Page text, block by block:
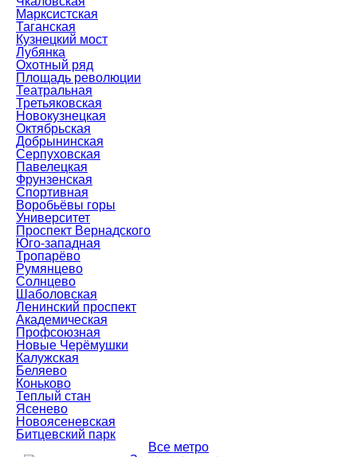
Марксистская
Таганская
Кузнецкий мост
Лубянка
Охотный ряд
Площадь революции
Театральная
Третьяковская
Новокузнецкая
Октябрьская
Добрынинская
Серпуховская
Павелецкая
Фрунзенская
Спортивная
Воробьёвы горы
Университет
Проспект Вернадского
Юго-западная
Тропарёво
Румянцево
Солнцево
Шаболовская
Ленинский проспект
Академическая
Профсоюзная
Новые Черёмушки
Калужская
Беляево
Коньково
Теплый стан
Ясенево
Новоясеневская
Битцевский парк
Все метро